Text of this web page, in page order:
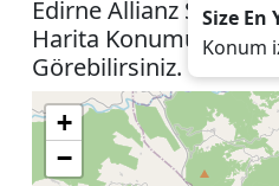
Edirne Allianz Sigorta
Harita Konumunuza
Görebilirsiniz.
+
−
Size En
Konum